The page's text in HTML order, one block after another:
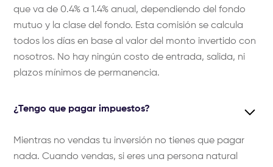
que va de 0.4% a 1.4% anual, dependiendo del fondo
mutuo y la clase del fondo. Esta comisión se calcula
todos los días en base al valor del monto invertido con
nosotros. No hay ningún costo de entrada, salida, ni
plazos mínimos de permanencia.
¿Tengo que pagar impuestos?
Mientras no vendas tu inversión no tienes que pagar
nada. Cuando vendas, si eres una persona natural